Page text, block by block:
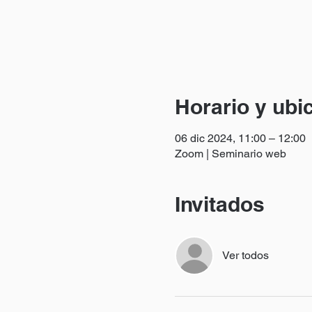
Horario y
06 dic 2024, 11:00 – 12:00
Zoom | Seminario web
Invitados
Ver todos